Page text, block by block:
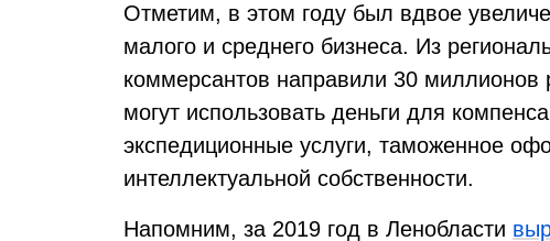
Отметим, в этом году был вдвое
малого и среднего бизнеса. Из
коммерсантов направили 30
могут использовать деньги для
экспедиционные услуги, таможенное
интеллектуальной собственности.
Напомним, за 2019 год в Ленобласти